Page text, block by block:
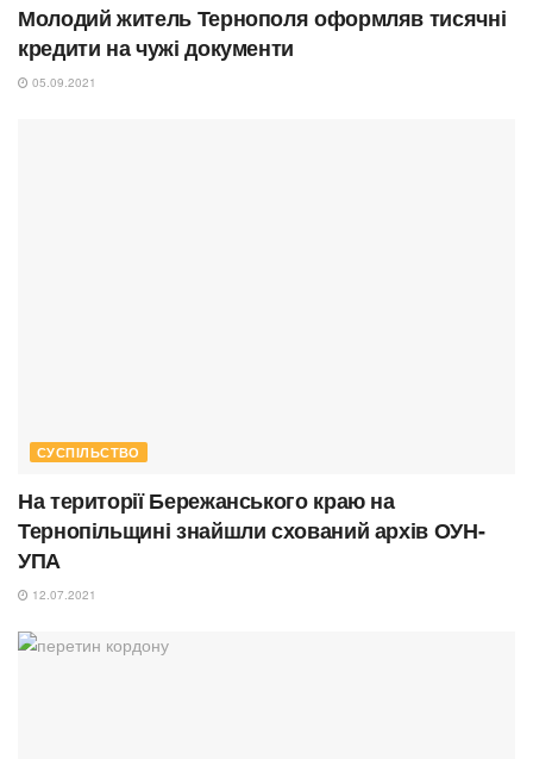
Молодий житель Тернополя оформляв тисячні
кредити на чужі документи
05.09.2021
СУСПІЛЬСТВО
На території Бережанського краю на
Тернопільщині знайшли схований архів ОУН-
УПА
12.07.2021